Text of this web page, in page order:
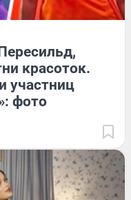
красоток.
участниц
фото